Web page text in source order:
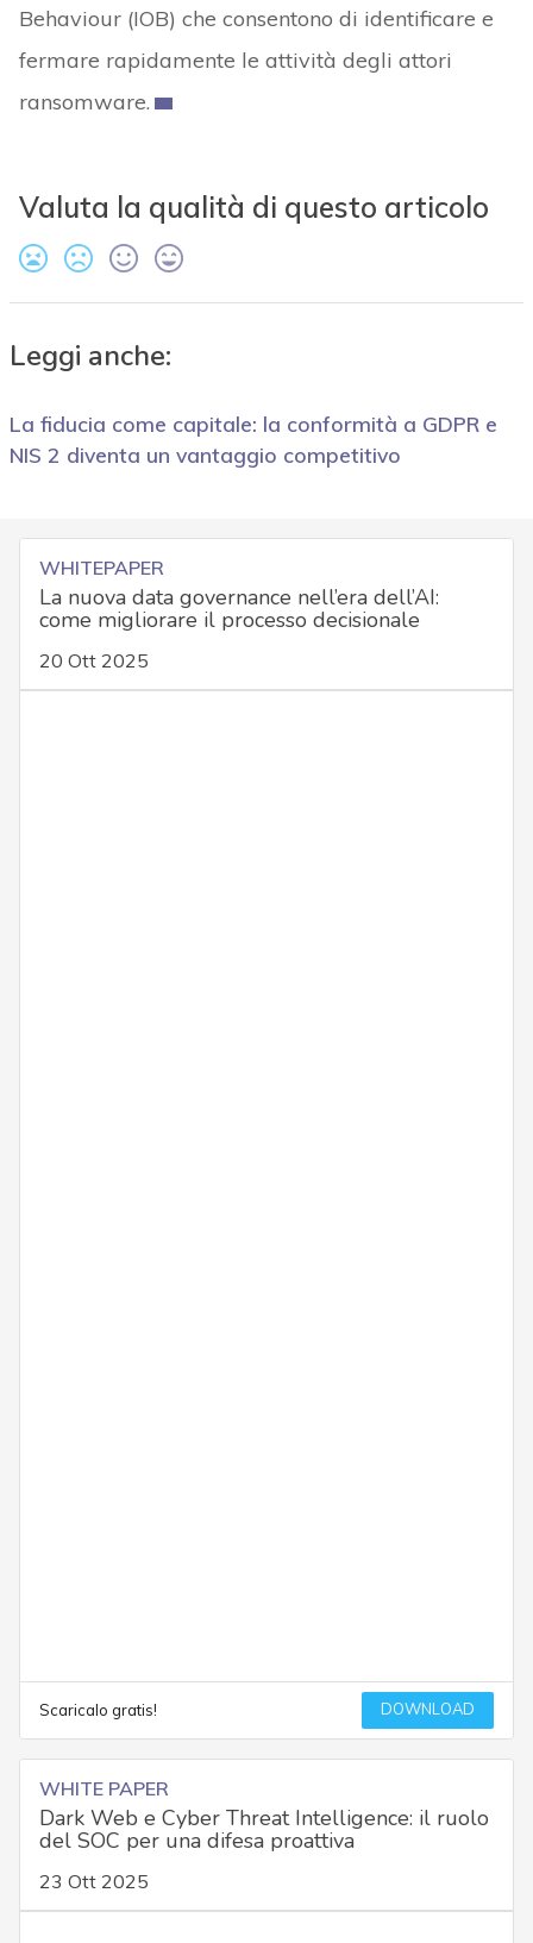
Behaviour (IOB) che consentono di identificare e
fermare rapidamente le attività degli attori
ransomware.
Valuta la qualità di questo articolo
Leggi anche:
La fiducia come capitale: la conformità a GDPR e
NIS 2 diventa un vantaggio competitivo
WHITEPAPER
La nuova data governance nell’era dell’AI:
come migliorare il processo decisionale
20 Ott 2025
Scaricalo gratis! DOWNLOAD
WHITE PAPER
Dark Web e Cyber Threat Intelligence: il ruolo
del SOC per una difesa proattiva
23 Ott 2025